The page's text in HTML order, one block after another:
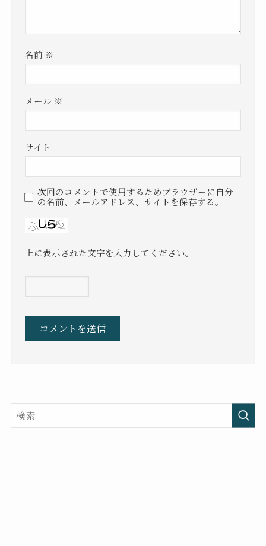
名前 ※
メール ※
サイト
次回のコメントで使用するためブラウザーに自分
の名前、メールアドレス、サイトを保存する。
上に表示された文字を入力してください。